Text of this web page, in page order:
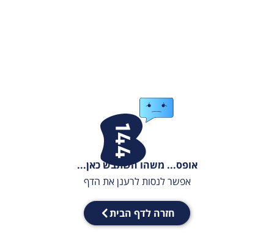
אופס... משהו השתבש כאן...
אפשר לנסות לרענן את הדף
חזרה לדף הבית